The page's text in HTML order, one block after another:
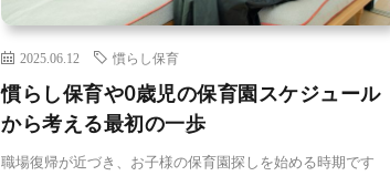
2025.06.12 慣らし保育
慣らし保育や0歳児の保育園スケジュール
から考える最初の一歩
職場復帰が近づき、お子様の保育園探しを始める時期です